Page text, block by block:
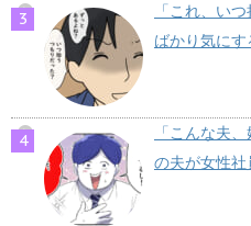
「これ、い
ばかり気にす
「こんな夫
の夫が女性社